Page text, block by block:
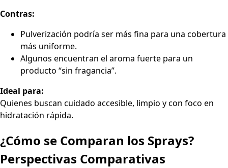
Contras:
Pulverización podría ser más fina para una cobertura
más uniforme.
Algunos encuentran el aroma fuerte para un
producto “sin fragancia”.
Ideal para:
Quienes buscan cuidado accesible, limpio y con foco en
hidratación rápida.
¿Cómo se Comparan los Sprays?
Perspectivas Comparativas